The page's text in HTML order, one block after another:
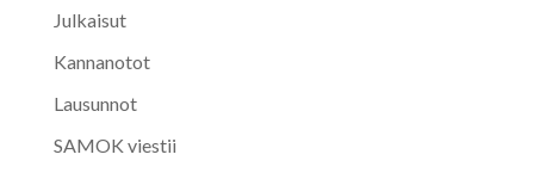
Julkaisut
Kannanotot
Lausunnot
SAMOK viestii